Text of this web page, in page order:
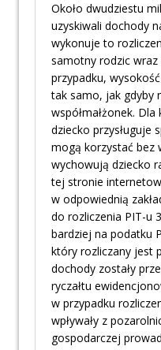
Około dwudziestu
uzyskiwali dochody
wykonuje to
samotny rodzic wraz
przypadku,
tak samo, jak gdyby
współmałżonek.
dziecko przysługuje
mogą korzystać bez
wychowują dziecko
tej stronie
w odpowiednią
do rozliczenia PIT-u
bardziej na podatku
który rozliczany jest
dochody zostały
ryczałtu
w przypadku
wpływały z
gospodarczej